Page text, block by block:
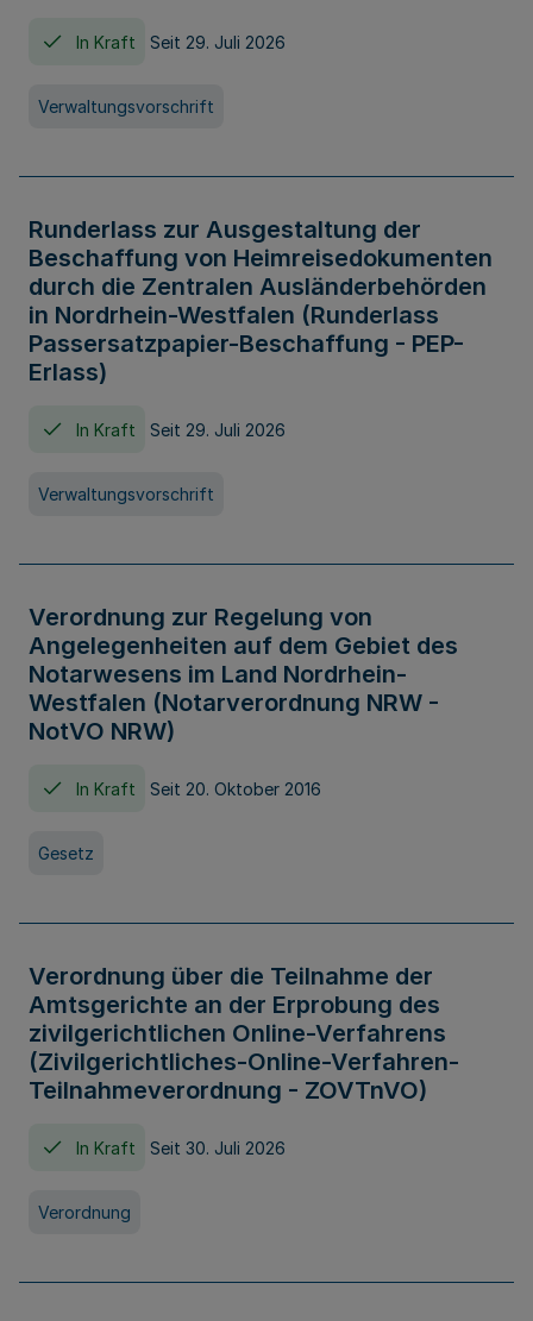
In Kraft Seit 29. Juli 2026
Verwaltungsvorschrift
Runderlass zur Ausgestaltung der
Beschaffung von Heimreisedokumenten
durch die Zentralen Ausländerbehörden
in Nordrhein-Westfalen (Runderlass
Passersatzpapier-Beschaffung - PEP-
Erlass)
In Kraft Seit 29. Juli 2026
Verwaltungsvorschrift
Verordnung zur Regelung von
Angelegenheiten auf dem Gebiet des
Notarwesens im Land Nordrhein-
Westfalen (Notarverordnung NRW -
NotVO NRW)
In Kraft Seit 20. Oktober 2016
Gesetz
Verordnung über die Teilnahme der
Amtsgerichte an der Erprobung des
zivilgerichtlichen Online-Verfahrens
(Zivilgerichtliches-Online-Verfahren-
Teilnahmeverordnung - ZOVTnVO)
In Kraft Seit 30. Juli 2026
Verordnung